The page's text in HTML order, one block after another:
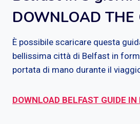
DOWNLOAD THE
È possibile scaricare questa
bellissima città di Belfast in
portata di mano durante il
DOWNLOAD BELFAST GUIDE IN